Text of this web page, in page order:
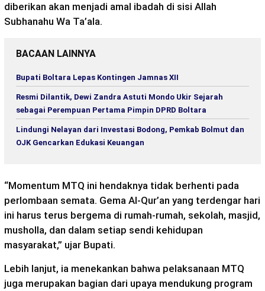
diberikan akan menjadi amal ibadah di sisi Allah
Subhanahu Wa Ta’ala.
BACAAN LAINNYA
Bupati Boltara Lepas Kontingen Jamnas XII
Resmi Dilantik, Dewi Zandra Astuti Mondo Ukir Sejarah
sebagai Perempuan Pertama Pimpin DPRD Boltara
Lindungi Nelayan dari Investasi Bodong, Pemkab Bolmut dan
OJK Gencarkan Edukasi Keuangan
“Momentum MTQ ini hendaknya tidak berhenti pada
perlombaan semata. Gema Al-Qur’an yang terdengar hari
ini harus terus bergema di rumah-rumah, sekolah, masjid,
musholla, dan dalam setiap sendi kehidupan
masyarakat,” ujar Bupati.
Lebih lanjut, ia menekankan bahwa pelaksanaan MTQ
juga merupakan bagian dari upaya mendukung program